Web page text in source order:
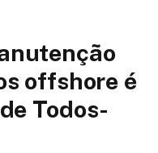
offshore é
Todos-